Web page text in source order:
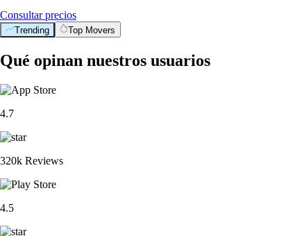
Consultar precios
Trending Top Movers
Qué opinan nuestros usuarios
4.7
320k Reviews
4.5